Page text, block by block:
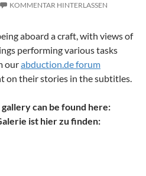
KOMMENTAR HINTERLASSEN
aboard a craft, with views of
performing various tasks
ourabduction.de forum
on their stories in the subtitles.
can be found here:
ist hier zu finden: